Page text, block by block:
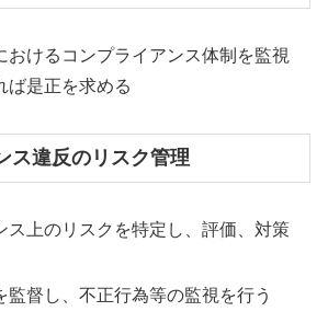
おけるコンプライアンス体制を監視
ば是正を求める
ス違反のリスク管理
ス上のリスクを特定し、評価、対策
監督し、不正行為等の監視を行う